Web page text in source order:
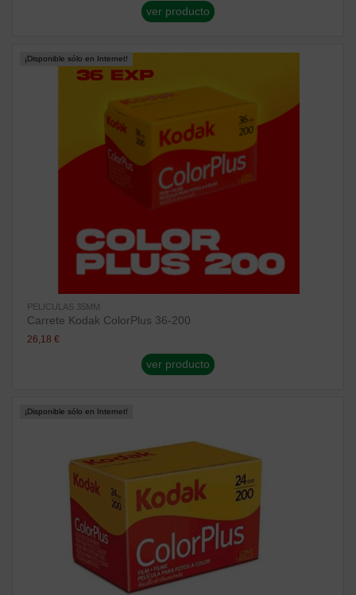
ver producto
¡Disponible sólo en Internet!
PELICULAS 35MM
Carrete Kodak ColorPlus 36-200
26,18 €
ver producto
¡Disponible sólo en Internet!